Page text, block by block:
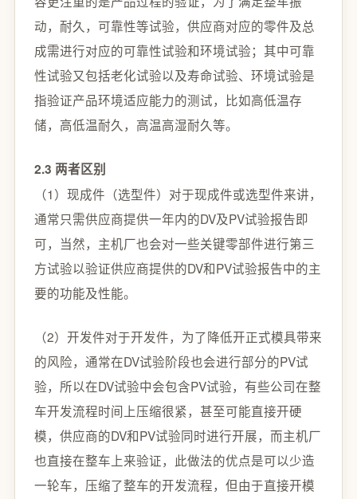
动，耐久，可靠性等试验，供应商对应的零件及总
成需进行对应的可靠性试验和环境试验；其中可靠
性试验又包括老化试验以及寿命试验、环境试验是
指验证产品环境适应能力的测试，比如高低温存
储，高低温耐久，高温高湿耐久等。
2.3 两者区别
（1）现成件（选型件）对于现成件或选型件来讲，
通常只需供应商提供一年内的DV及PV试验报告即
可，当然，主机厂也会对一些关键零部件进行第三
方试验以验证供应商提供的DV和PV试验报告中的主
要的功能及性能。
（2）开发件对于开发件，为了降低开正式模具带来
的风险，通常在DV试验阶段也会进行部分的PV试
验，所以在DV试验中会包含PV试验，有些公司在整
车开发流程时间上压缩很紧，甚至可能直接开硬
模，供应商的DV和PV试验同时进行开展，而主机厂
也直接在整车上来验证，此做法的优点是可以少造
一轮车，压缩了整车的开发流程，但由于直接开模